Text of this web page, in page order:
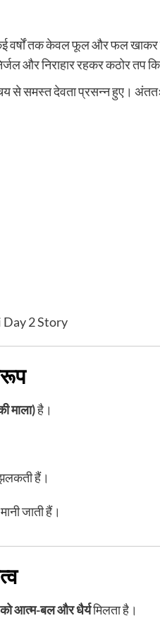
कई वर्षों तक केवल फूल और फल
और निराहार रहकर कठोर तप
से समस्त देवता प्रसन्न हुए। अंततः
2 Story
माला)है।
हैं।
जाती हैं।
आत्म-बल और धैर्यमिलता है।